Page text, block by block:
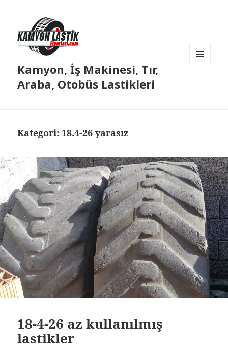
Kamyon, İş Makinesi, Tır,
Araba, Otobüs Lastikleri
Kategori:18.4-26 yarasız
18-4-26 az kullanılmış
lastikler